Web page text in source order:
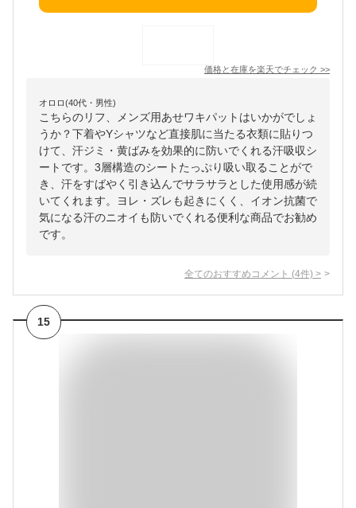
価格と在庫を楽天でチェック >>
オロロ(40代・男性)
こちらのリフ、メンズ用あせワキパットはいかがでしょ
うか？下着やYシャツなど直接肌に当たる衣類に貼りつ
けて、汗ジミ・黄ばみを効果的に防いでくれる汗吸収シ
ートです。3層構造のシートたっぷり吸い取ることがで
き、汗をすばやく引き込んでサラサラとした使用感が続
いてくれます。ヨレ・ズレも起きにくく、イオン抗菌で
気になる汗のニオイも防いでくれる便利な商品でお勧め
です。
全てのおすすめコメント (4件) >
15